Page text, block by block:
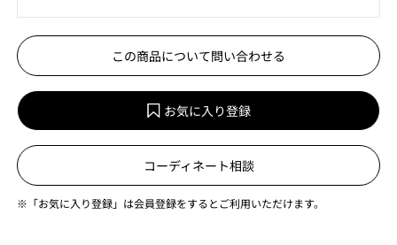
この商品について問い合わせる
お気に入り登録
コーディネート相談
※「お気に入り登録」は会員登録をするとご利用いただけます。